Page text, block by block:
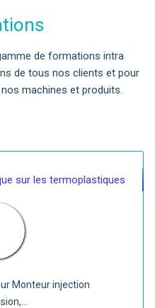
de formations intra
de tous nos clients et pour
machines et produits.
Monteur injection
sur les termoplastiques